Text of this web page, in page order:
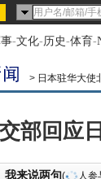
-文化-历史-体育-
> 日本驻华大使
部回应
我来说两句( 人参